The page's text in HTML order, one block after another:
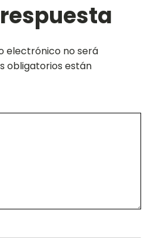
electrónico no será
obligatorios están